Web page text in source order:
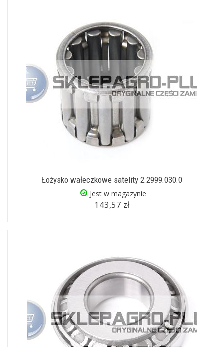
Łożysko wałeczkowe satelity 2.2999.030.0
Jest w magazynie
143,57 zł